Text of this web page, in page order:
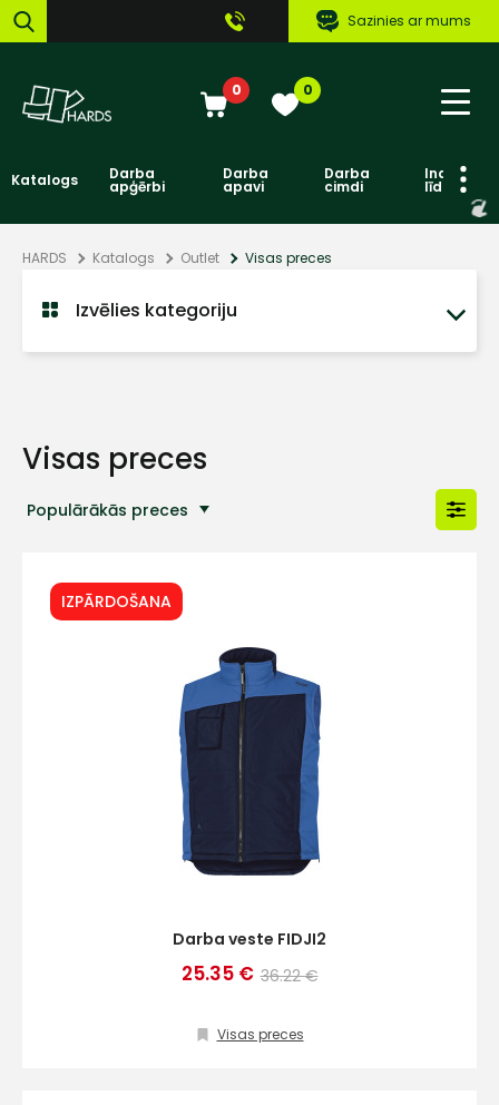
Sazinies ar mums
0 0
Katalogs Darba
apģērbi
Darba
apavi
Darba
cimdi līdzekļi
HARDS Katalogs Outlet Visas preces
Izvēlies kategoriju
Visas preces
Populārākās preces
IZPĀRDOŠANA
Darba veste FIDJI2
25.35 € 36.22 €
Visas preces